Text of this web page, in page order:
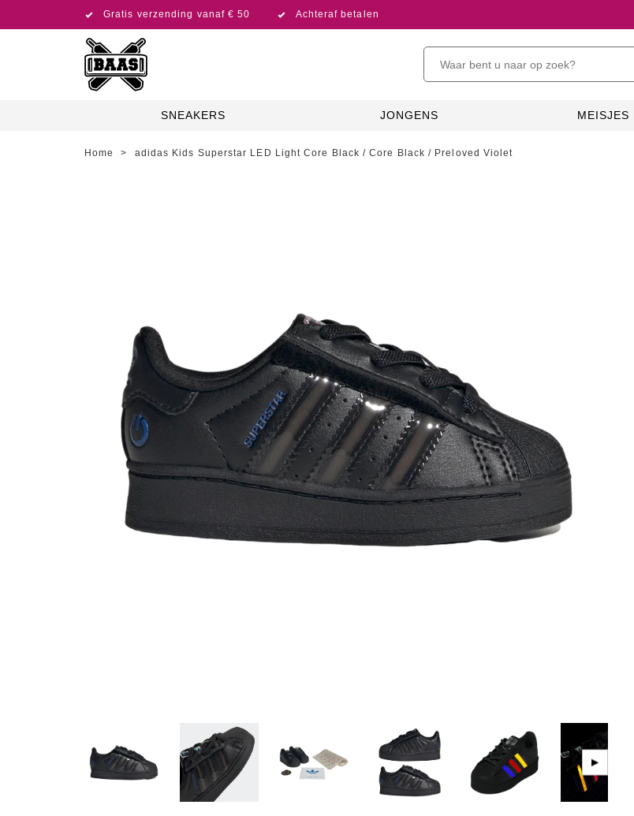
Gratis verzending vanaf € 50 Achteraf betalen
SNEAKERS JONGENS MEISJES
Home > adidas Kids Superstar LED Light Core Black / Core Black / Preloved Violet
▶